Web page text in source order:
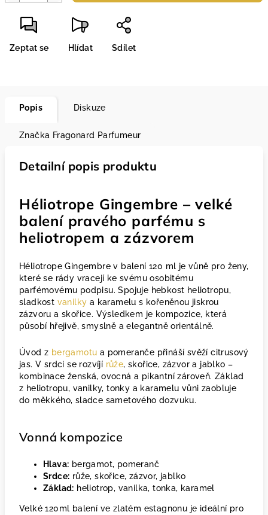
Zeptat se Hlídat Sdílet
Popis Diskuze
Značka Fragonard Parfumeur
Detailní popis produktu
Héliotrope Gingembre – velké
balení pravého parfému s
heliotropem a zázvorem
Héliotrope Gingembre v balení 120 ml je vůně pro ženy,
které se rády vracejí ke svému osobitému
parfémovému podpisu. Spojuje hebkost heliotropu,
sladkost vanilky a karamelu s kořeněnou jiskrou
zázvoru a skořice. Výsledkem je kompozice, která
působí hřejivě, smyslně a elegantně orientálně.
Úvod z bergamotu a pomeranče přináší svěží citrusový
jas. V srdci se rozvíjí růže, skořice, zázvor a jablko –
kombinace ženská, ovocná a pikantní zároveň. Základ
z heliotropu, vanilky, tonky a karamelu vůni zaobluje
do měkkého, sladce sametového dozvuku.
Vonná kompozice
Hlava: bergamot, pomeranč
Srdce: růže, skořice, zázvor, jablko
Základ: heliotrop, vanilka, tonka, karamel
Velké 120ml balení ve zlatém estagnonu je ideální pro